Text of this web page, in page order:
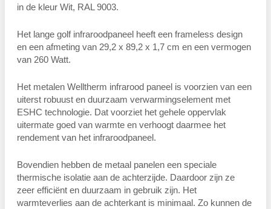
in de kleur Wit, RAL 9003.
Het lange golf infraroodpaneel heeft een frameless design
en een afmeting van 29,2 x 89,2 x 1,7 cm en een vermogen
van 260 Watt.
Het metalen Welltherm infrarood paneel is voorzien van een
uiterst robuust en duurzaam verwarmingselement met
ESHC technologie. Dat voorziet het gehele oppervlak
uitermate goed van warmte en verhoogt daarmee het
rendement van het infraroodpaneel.
Bovendien hebben de metaal panelen een speciale
thermische isolatie aan de achterzijde. Daardoor zijn ze
zeer efficiënt en duurzaam in gebruik zijn. Het
warmteverlies aan de achterkant is minimaal. Zo kunnen de